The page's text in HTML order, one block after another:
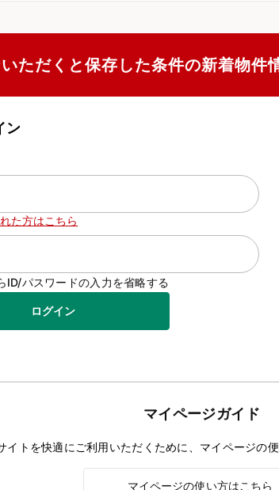
ただくと保存した条件の新着物件
ン
た方はこちら
ID/パスワードの入力を省略する
ログイン
マイページガイド
イトを快適にご利用いただくために、マイページの
マイページの使い方はこちら